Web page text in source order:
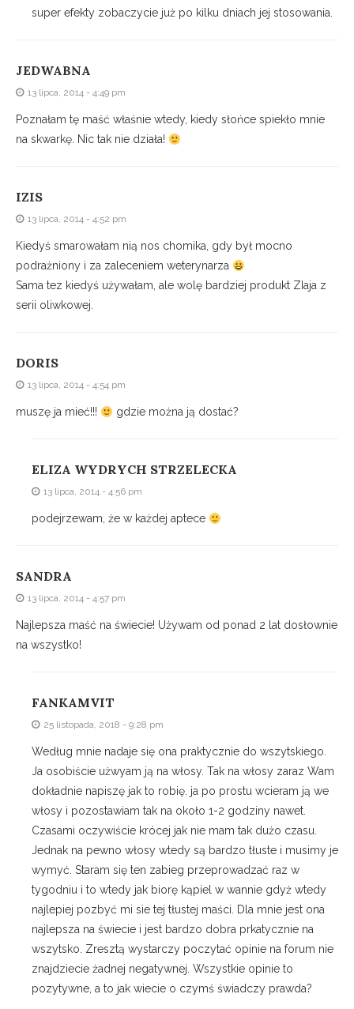
super efekty zobaczycie już po kilku dniach jej stosowania.
JEDWABNA
13 lipca, 2014 - 4:49 pm
Poznałam tę maść właśnie wtedy, kiedy słońce spiekło mnie
na skwarkę. Nic tak nie działa!
IZIS
13 lipca, 2014 - 4:52 pm
Kiedyś smarowałam nią nos chomika, gdy był mocno
podrażniony i za zaleceniem weterynarza
Sama tez kiedyś używałam, ale wolę bardziej produkt ZIaja z
serii oliwkowej.
DORIS
13 lipca, 2014 - 4:54 pm
muszę ja mieć!!! gdzie można ją dostać?
ELIZA WYDRYCH STRZELECKA
13 lipca, 2014 - 4:56 pm
podejrzewam, że w każdej aptece
SANDRA
13 lipca, 2014 - 4:57 pm
Najlepsza maść na świecie! Używam od ponad 2 lat dosłownie
na wszystko!
FANKAMVIT
25 listopada, 2018 - 9:28 pm
Według mnie nadaje się ona praktycznie do wszytskiego.
Ja osobiście użwyam ją na włosy. Tak na włosy zaraz Wam
dokładnie napiszę jak to robię. ja po prostu wcieram ją we
włosy i pozostawiam tak na około 1-2 godziny nawet.
Czasami oczywiście krócej jak nie mam tak dużo czasu.
Jednak na pewno włosy wtedy są bardzo tłuste i musimy je
wymyć. Staram się ten zabieg przeprowadzać raz w
tygodniu i to wtedy jak biorę kąpiel w wannie gdyż wtedy
najlepiej pozbyć mi sie tej tłustej maści. Dla mnie jest ona
najlepsza na świecie i jest bardzo dobra prkatycznie na
wszytsko. Zresztą wystarczy poczytać opinie na forum nie
znajdziecie żadnej negatywnej. Wszystkie opinie to
pozytywne, a to jak wiecie o czymś świadczy prawda?